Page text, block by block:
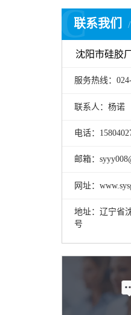
联系我们
C
沈阳市硅胶
服务热线：
联系人：杨诺
电话：
邮箱：
网址：
地址：辽宁省
号